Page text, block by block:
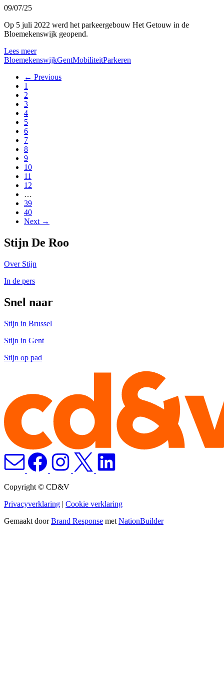
09/07/25
Op 5 juli 2022 werd het parkeergebouw Het Getouw in de
Bloemekenswijk geopend.
Lees meer
BloemekenswijkGentMobiliteitParkeren
← Previous
1
2
3
4
5
6
7
8
9
10
11
12
…
39
40
Next →
Stijn De Roo
Over Stijn
In de pers
Snel naar
Stijn in Brussel
Stijn in Gent
Stijn op pad
Copyright © CD&V
Privacyverklaring | Cookie verklaring
Gemaakt doorBrand Response met NationBuilder